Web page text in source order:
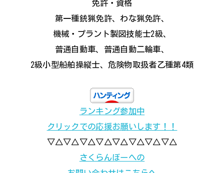
免許・資格
第一種銃猟免許、わな猟免許、
機械・プラント製図技能士2級、
普通自動車、普通自動二輪車、
2級小型船舶操縦士、危険物取扱者乙種第4類
ランキング参加中
クリックでの応援お願いします！！
▽△▽△▽△▽△▽△▽△▽△▽△
さくらんぼーへの